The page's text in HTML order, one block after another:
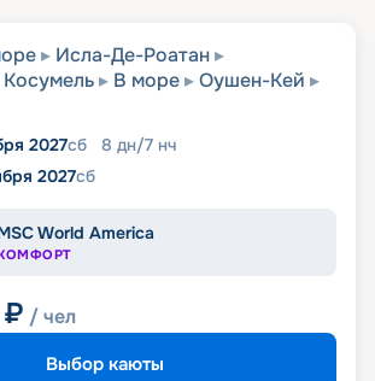
Исла-Де-Роатан
Косумель В море
Оушен-Кей
2027сб 8 дн/7 нч
2027сб
World America
₽ / чел
Выбор каюты